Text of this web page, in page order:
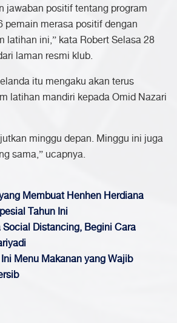
jawaban positif tentang program
pemain merasa positif dengan
latihan ini,” kata Robert Selasa 28
laman resmi klub.
itu mengaku akan terus
latihan mandiri kepada Omid Nazari
minggu depan. Minggu ini juga
sama,” ucapnya.
Membuat Henhen Herdiana
Tahun Ini
Social Distancing, Begini Cara
Menu Makanan yang Wajib